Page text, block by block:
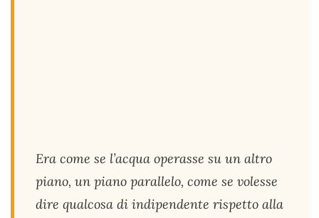
Era come se l’acqua operasse su un altro
piano, un piano parallelo, come se volesse
dire qualcosa di indipendente rispetto alla